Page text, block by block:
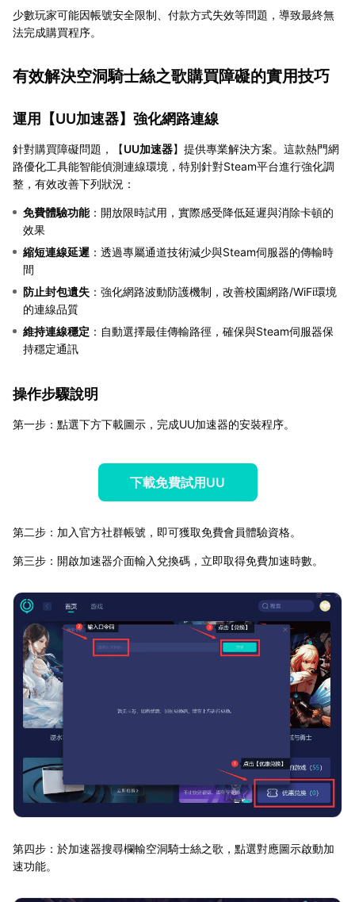
少數玩家可能因帳號安全限制、付款方式失效等問題，導致最終無
法完成購買程序。
有效解決空洞騎士絲之歌購買障礙的實用技巧
運用【UU加速器】強化網路連線
針對購買障礙問題，【UU加速器】提供專業解決方案。這款熱門網
路優化工具能智能偵測連線環境，特別針對Steam平台進行強化調
整，有效改善下列狀況：
免費體驗功能：開放限時試用，實際感受降低延遲與消除卡頓的
效果
縮短連線延遲 ：透過專屬通道技術減少與Steam伺服器的傳輸時
間
防止封包遺失 ：強化網路波動防護機制，改善校園網路/WiFi環境
的連線品質
維持連線穩定 ：自動選擇最佳傳輸路徑，確保與Steam伺服器保
持穩定通訊
操作步驟說明
第一步：點選下方下載圖示，完成UU加速器的安裝程序。
下載免費試用UU
第二步：加入官方社群帳號，即可獲取免費會員體驗資格。
第三步：開啟加速器介面輸入兌換碼，立即取得免費加速時數。
第四步：於加速器搜尋欄輸空洞騎士絲之歌，點選對應圖示啟動加
速功能。